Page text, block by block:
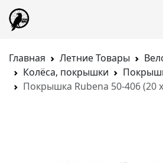
Главная Летние Товары
Колёса, покрышки
Покрышка Rubena 50-406 (20 x